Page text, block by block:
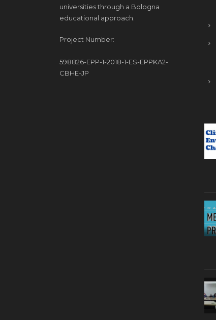
universities through a Bologna
educational approach.
Project Number:
598826-EPP-1-2018-1-ES-EPPKA2-
CBHE-JP